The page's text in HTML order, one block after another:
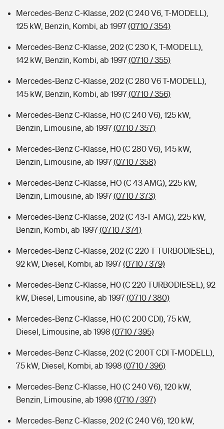
Mercedes-Benz C-Klasse, 202 (C 240 V6, T-MODELL),
125 kW, Benzin, Kombi, ab 1997(0710 / 354)
Mercedes-Benz C-Klasse, 202 (C 230 K, T-MODELL),
142 kW, Benzin, Kombi, ab 1997(0710 / 355)
Mercedes-Benz C-Klasse, 202 (C 280 V6 T-MODELL),
145 kW, Benzin, Kombi, ab 1997(0710 / 356)
Mercedes-Benz C-Klasse, H0 (C 240 V6), 125 kW,
Benzin, Limousine, ab 1997(0710 / 357)
Mercedes-Benz C-Klasse, H0 (C 280 V6), 145 kW,
Benzin, Limousine, ab 1997(0710 / 358)
Mercedes-Benz C-Klasse, HO (C 43 AMG), 225 kW,
Benzin, Limousine, ab 1997(0710 / 373)
Mercedes-Benz C-Klasse, 202 (C 43-T AMG), 225 kW,
Benzin, Kombi, ab 1997(0710 / 374)
Mercedes-Benz C-Klasse, 202 (C 220 T TURBODIESEL),
92 kW, Diesel, Kombi, ab 1997(0710 / 379)
Mercedes-Benz C-Klasse, H0 (C 220 TURBODIESEL), 92
kW, Diesel, Limousine, ab 1997(0710 / 380)
Mercedes-Benz C-Klasse, H0 (C 200 CDI), 75 kW,
Diesel, Limousine, ab 1998 (0710 / 395)
Mercedes-Benz C-Klasse, 202 (C 200T CDI T-MODELL),
75 kW, Diesel, Kombi, ab 1998 (0710 / 396)
Mercedes-Benz C-Klasse, H0 (C 240 V6), 120 kW,
Benzin, Limousine, ab 1998 (0710 / 397)
Mercedes-Benz C-Klasse, 202 (C 240 V6), 120 kW,